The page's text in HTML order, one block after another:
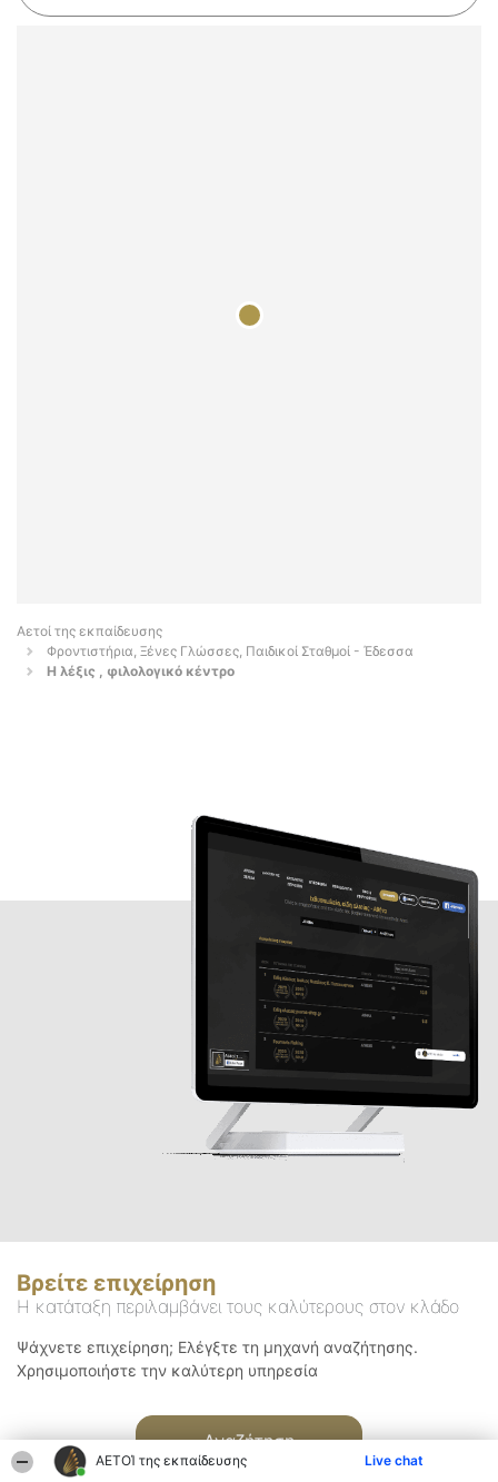
ΑΕΤΟΊ της εκπαίδευσης Live chat
Αετοί της εκπαίδευσης
Φροντιστήρια, Ξένες Γλώσσες, Παιδικοί Σταθμοί - Έδεσσα
Η λέξις , φιλολογικό κέντρο
Βρείτε επιχείρηση
Η κατάταξη περιλαμβάνει τους καλύτερους στον κλάδο
Ψάχνετε επιχείρηση; Ελέγξτε τη μηχανή αναζήτησης.
Χρησιμοποιήστε την καλύτερη υπηρεσία
Αναζήτηση